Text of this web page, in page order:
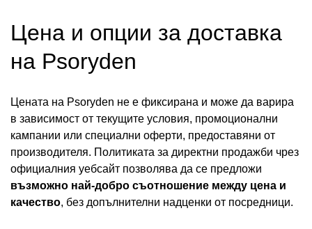
Цена и опции за доставка
на Psoryden
Цената на Psoryden не е фиксирана и може да варира
в зависимост от текущите условия, промоционални
кампании или специални оферти, предоставяни от
производителя. Политиката за директни продажби чрез
официалния уебсайт позволява да се предложи
възможно най-добро съотношение между цена и
качество, без допълнителни надценки от посредници.